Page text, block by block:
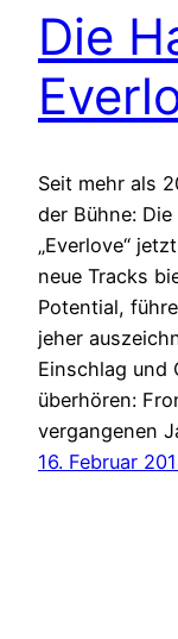
Die
Seit mehr als
der Bühne:
„Everlove“
neue Tracks
Potential,
jeher
Einschlag und
überhören:
vergangenen
16. Februar